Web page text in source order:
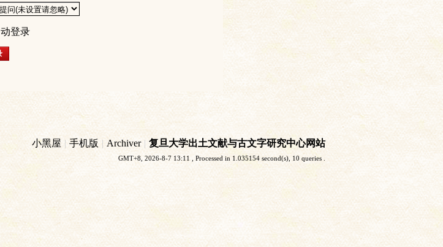
登录
小黑屋 | 手机版 | Archiver | 复旦大学出土文献与古文字研究中心网站
GMT+8, 2026-8-7 13:11 , Processed in 1.035154 second(s), 10 queries .